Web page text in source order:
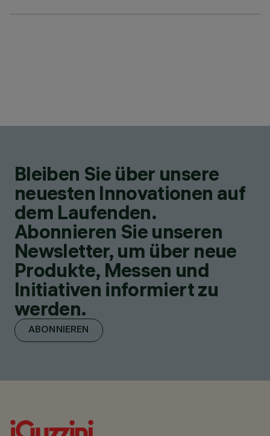
Bleiben Sie über unsere
neuesten Innovationen auf
dem Laufenden.
Abonnieren Sie unseren
Newsletter, um über neue
Produkte, Messen und
Initiativen informiert zu
werden.
ABONNIEREN